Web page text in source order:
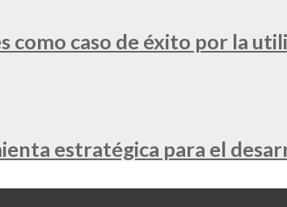
como caso de éxito por la
estratégica para el